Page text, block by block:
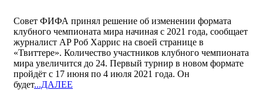
Совет ФИФА принял решение об изменении формата
клубного чемпионата мира начиная с 2021 года, сообщает
журналист AP Роб Харрис на своей странице в
«Твиттере». Количество участников клубного чемпионата
мира увеличится до 24. Первый турнир в новом формате
пройдёт с 17 июня по 4 июля 2021 года. Он
будет...ДАЛЕЕ